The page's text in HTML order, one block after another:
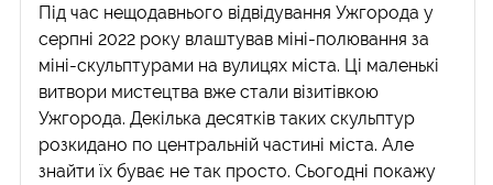
Під час нещодавнього відвідування Ужгорода у
серпні 2022 року влаштував міні-полювання за
міні-скульптурами на вулицях міста. Ці маленькі
витвори мистецтва вже стали візитівкою
Ужгорода. Декілька десятків таких скульптур
розкидано по центральній частині міста. Але
знайти їх буває не так просто. Сьогодні покажу